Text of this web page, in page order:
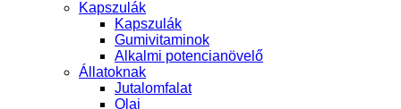
Kapszulák
Kapszulák
Gumivitaminok
Alkalmi potencianövelő
Állatoknak
Jutalomfalat
Olaj